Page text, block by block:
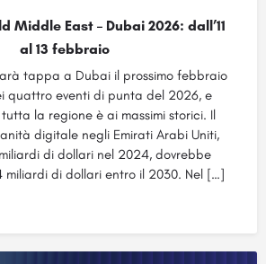
Middle East – Dubai 2026: dall’11
al 13 febbraio
tappa a Dubai il prossimo febbraio
quattro eventi di punta del 2026, e
tutta la regione è ai massimi storici. Il
digitale negli Emirati Arabi Uniti,
di dollari nel 2024, dovrebbe
miliardi di dollari entro il 2030. Nel […]